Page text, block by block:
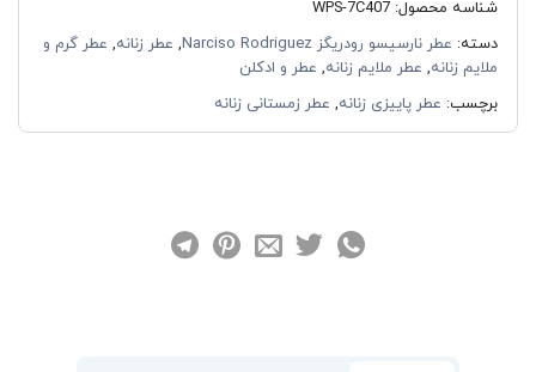
شناسه محصول: WPS-7C407
دسته: عطر نارسیسو رودریگز Narciso Rodriguez , عطر زنانه, عطر گرم و
ملایم زنانه, عطر ملایم زنانه, عطر و ادکلن
برچسب: عطر پاییزی زنانه, عطر زمستانی زنانه